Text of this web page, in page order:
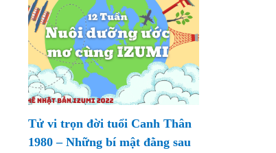
Tử vi trọn đời tuổi Canh Thân
1980 – Những bí mật đằng sau